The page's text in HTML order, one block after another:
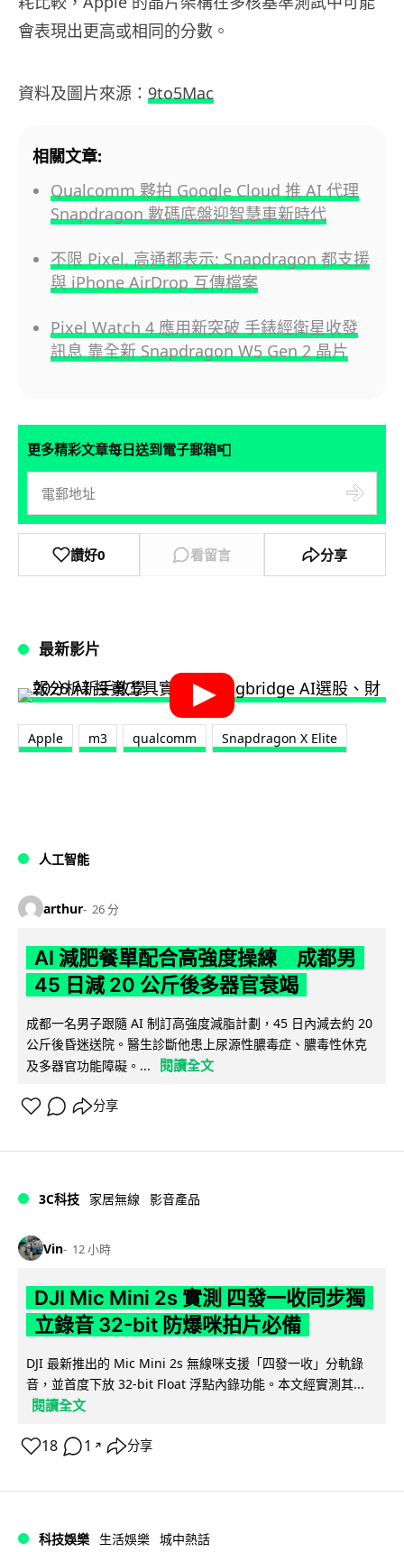
會表現出更高或相同的分數。
資料及圖片來源： 9to5Mac
相關文章:
Qualcomm 夥拍 Google Cloud 推 AI 代理
Snapdragon 數碼底盤迎智慧車新時代
不限 Pixel, 高通都表示: Snapdragon 都支援
與 iPhone AirDrop 互傳檔案
Pixel Watch 4 應用新突破 手錶經衛星收發
訊息 靠全新 Snapdragon W5 Gen 2 晶片
更多精彩文章每日送到電子郵箱📮
讚好0 看留言 分享
最新影片
Apple m3 qualcomm Snapdragon X Elite
人工智能
arthur 26 分
AI 減肥餐單配合高強度操練 成都男
45 日減 20 公斤後多器官衰竭
成都一名男子跟隨 AI 制訂高強度減脂計劃，45 日內減去約 20
公斤後昏迷送院。醫生診斷他患上尿源性膿毒症、膿毒性休克
及多器官功能障礙。...
閱讀全文
分享
3C科技 家居無線 影音產品
Vin 12 小時
DJI Mic Mini 2s 實測 四發一收同步獨
立錄音 32-bit 防爆咪拍片必備
DJI 最新推出的 Mic Mini 2s 無線咪支援「四發一收」分軌錄
音，並首度下放 32-bit Float 浮點內錄功能。本文經實測其...
閱讀全文
18 1 ↗ 分享
科技娛樂 生活娛樂 城中熱話